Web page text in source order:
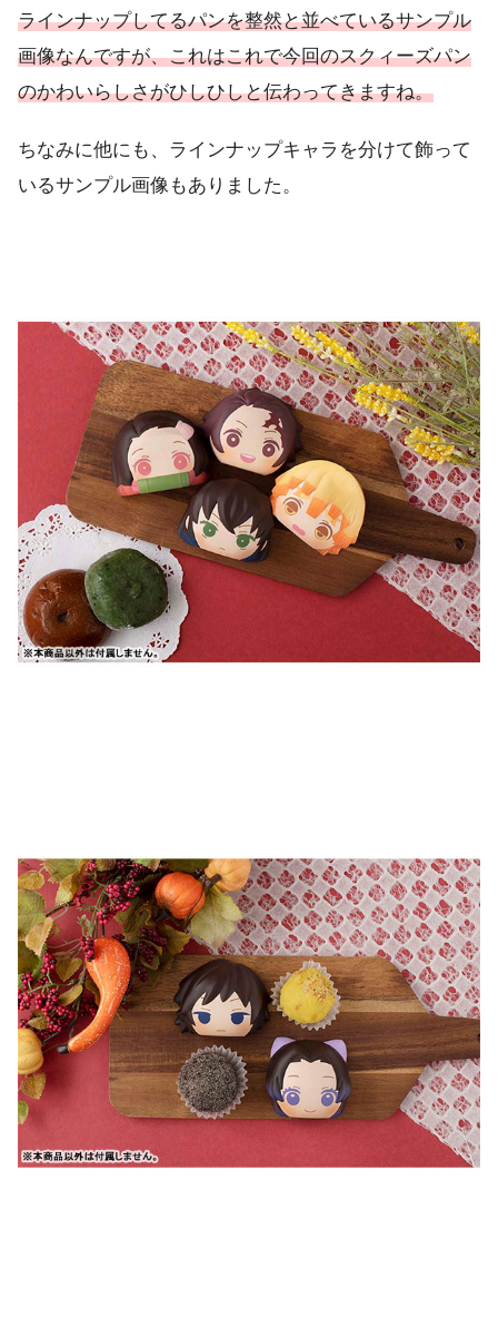
ラインナップしてるパンを整然と並べているサンプル
画像なんですが、これはこれで今回のスクィーズパン
のかわいらしさがひしひしと伝わってきますね。
ちなみに他にも、ラインナップキャラを分けて飾って
いるサンプル画像もありました。